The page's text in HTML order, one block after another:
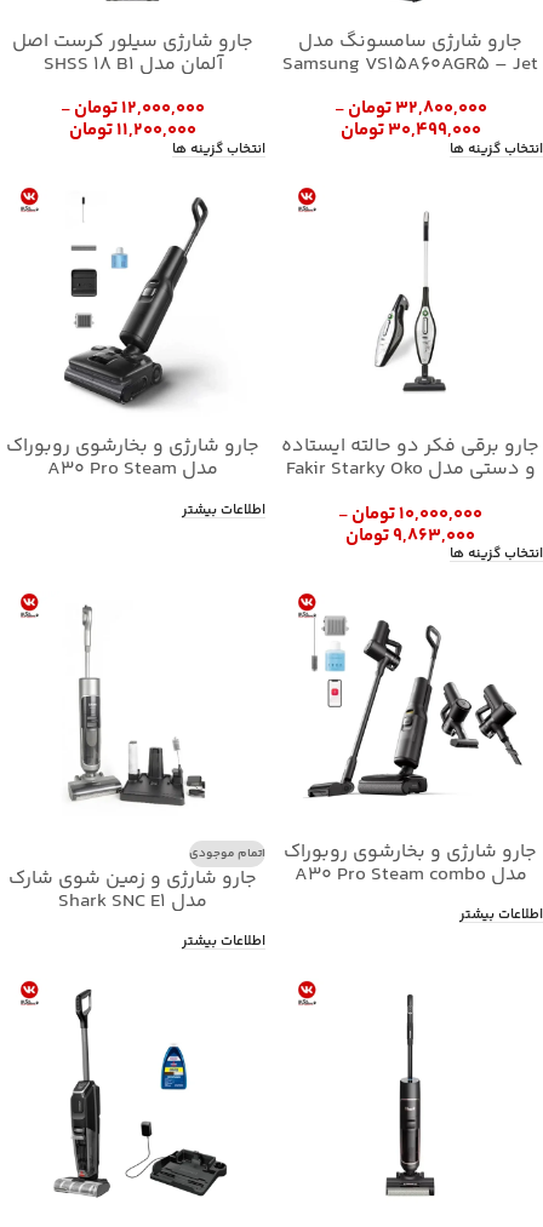
جارو شارژی سامسونگ مدل
Samsung VS15A60AGR5 – Jet
۳۲,۸۰۰,۰۰۰تومان –
۳۰,۴۹۹,۰۰۰تومان
انتخاب گزینه ها
جارو شارژی سیلور کرست اصل
آلمان مدل SHSS 18 B1
۱۲,۰۰۰,۰۰۰تومان –
۱۱,۲۰۰,۰۰۰تومان
انتخاب گزینه ها
جارو برقی فکر دو حالته ایستاده
و دستی مدل Fakir Starky Oko
۱۰,۰۰۰,۰۰۰تومان –
۹,۸۶۳,۰۰۰تومان
انتخاب گزینه ها
جارو شارژی و بخارشوی روبوراک
مدل A30 Pro Steam
اطلاعات بیشتر
جارو شارژی و بخارشوی روبوراک
مدل A30 Pro Steam combo
اطلاعات بیشتر
اتمام موجودی
جارو شارژی و زمین شوی شارک
مدل Shark SNC E1
اطلاعات بیشتر